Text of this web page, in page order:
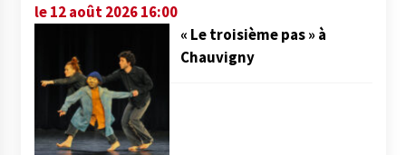
le 12 août 2026 16:00
« Le troisième pas » à
Chauvigny